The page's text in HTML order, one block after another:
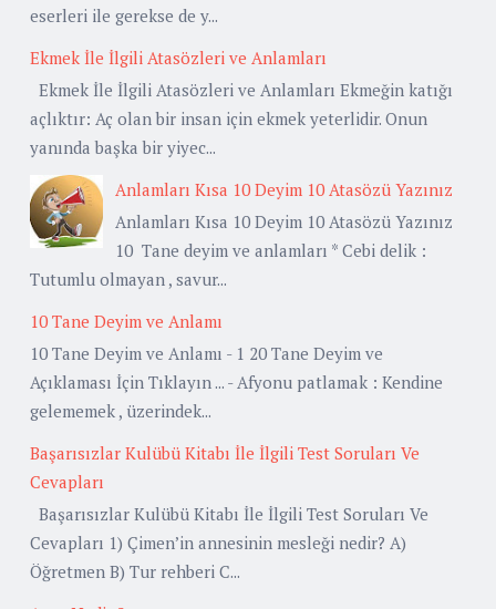
eserleri ile gerekse de y...
Ekmek İle İlgili Atasözleri ve Anlamları
Ekmek İle İlgili Atasözleri ve Anlamları Ekmeğin katığı
açlıktır: Aç olan bir insan için ekmek yeterlidir. Onun
yanında başka bir yiyec...
Anlamları Kısa 10 Deyim 10 Atasözü Yazınız
Anlamları Kısa 10 Deyim 10 Atasözü Yazınız
10 Tane deyim ve anlamları * Cebi delik :
Tutumlu olmayan , savur...
10 Tane Deyim ve Anlamı
10 Tane Deyim ve Anlamı - 1 20 Tane Deyim ve
Açıklaması İçin Tıklayın ... - Afyonu patlamak : Kendine
gelememek , üzerindek...
Başarısızlar Kulübü Kitabı İle İlgili Test Soruları Ve
Cevapları
Başarısızlar Kulübü Kitabı İle İlgili Test Soruları Ve
Cevapları 1) Çimen’in annesinin mesleği nedir? A)
Öğretmen B) Tur rehberi C...